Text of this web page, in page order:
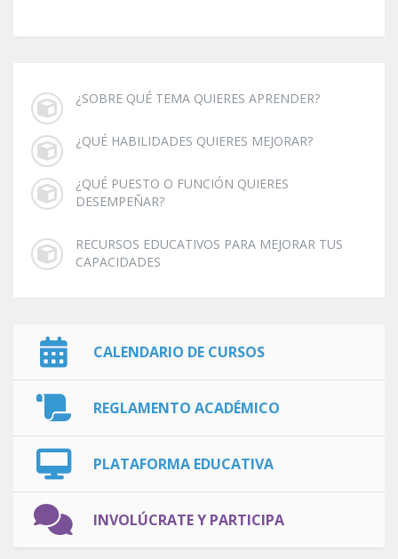
¿SOBRE QUÉ TEMA QUIERES APRENDER?
¿QUÉ HABILIDADES QUIERES MEJORAR?
¿QUÉ PUESTO O FUNCIÓN QUIERES
DESEMPEÑAR?
RECURSOS EDUCATIVOS PARA MEJORAR TUS
CAPACIDADES
CALENDARIO DE CURSOS
REGLAMENTO ACADÉMICO
PLATAFORMA EDUCATIVA
INVOLÚCRATE Y PARTICIPA